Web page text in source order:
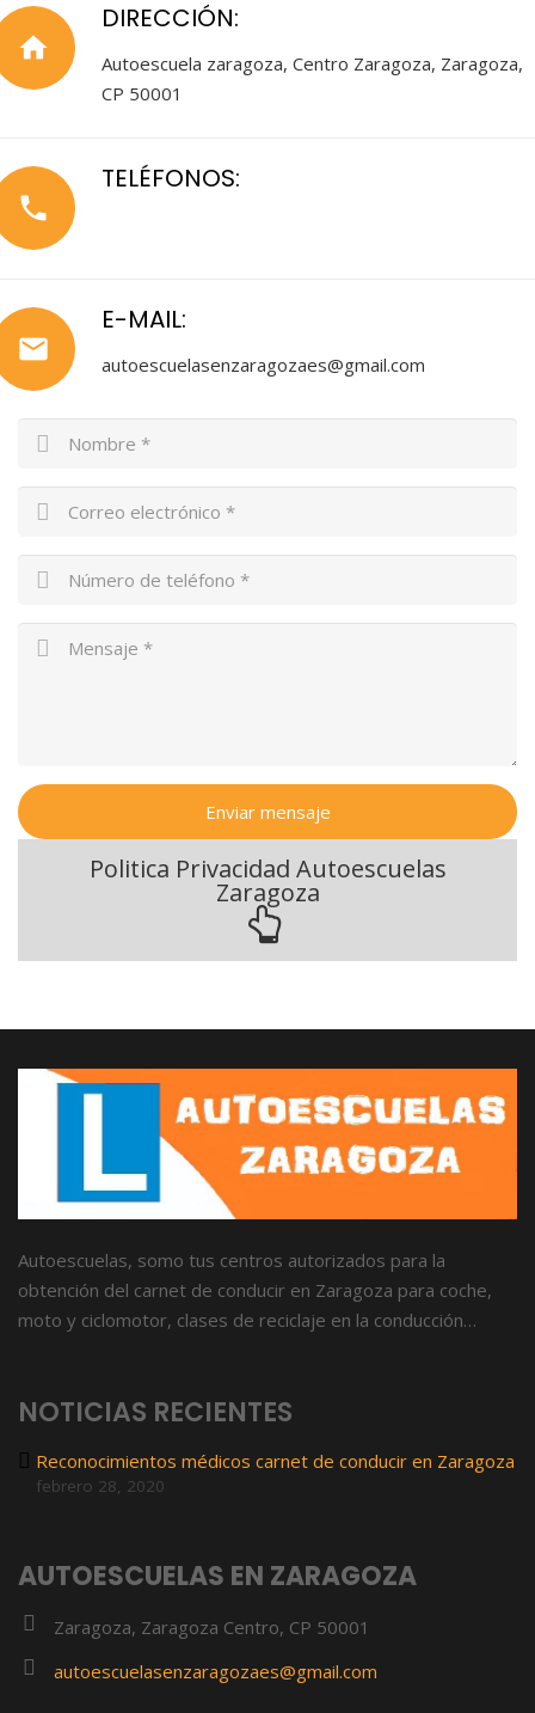
home
DIRECCIÓN:
Autoescuela zaragoza, Centro Zaragoza, Zaragoza,
CP 50001
phone
TELÉFONOS:
email
E-MAIL:
autoescuelasenzaragozaes@gmail.com
Enviar mensaje
Politica Privacidad Autoescuelas
Zaragoza
Autoescuelas, somo tus centros autorizados para la
obtención del carnet de conducir en Zaragoza para coche,
moto y ciclomotor, clases de reciclaje en la conducción…
NOTICIAS RECIENTES
Reconocimientos médicos carnet de conducir en Zaragoza
febrero 28, 2020
AUTOESCUELAS EN ZARAGOZA
Zaragoza, Zaragoza Centro, CP 50001
autoescuelasenzaragozaes@gmail.com